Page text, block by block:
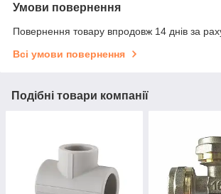
Умови повернення
Повернення товару впродовж 14 днів за
Всі умови повернення
Подібні товари компанії